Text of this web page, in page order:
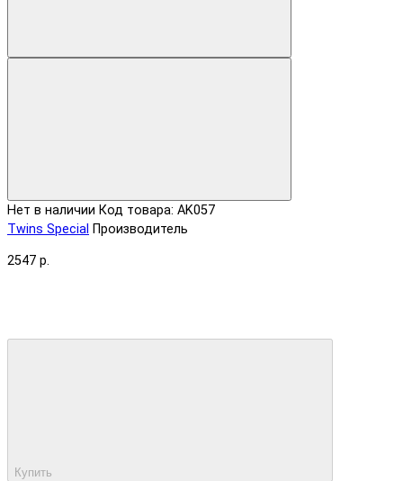
Нет в наличии Код товара: AK057
Twins Special Производитель
2547 р.
Купить